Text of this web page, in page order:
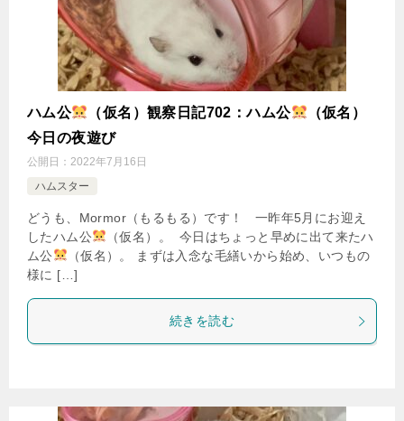
ハム公 （仮名）観察日記702：ハム公
（仮名）
今日の夜遊び
公開日： 2022年7月16日
ハムスター
どうも、Mormor（もるもる）です！ 一昨年5月にお迎え
したハム公
（仮名）。 今日はちょっと早めに出て来たハ
ム公
（仮名）。 まずは入念な毛繕いから始め、いつもの
様に […]
続きを読む